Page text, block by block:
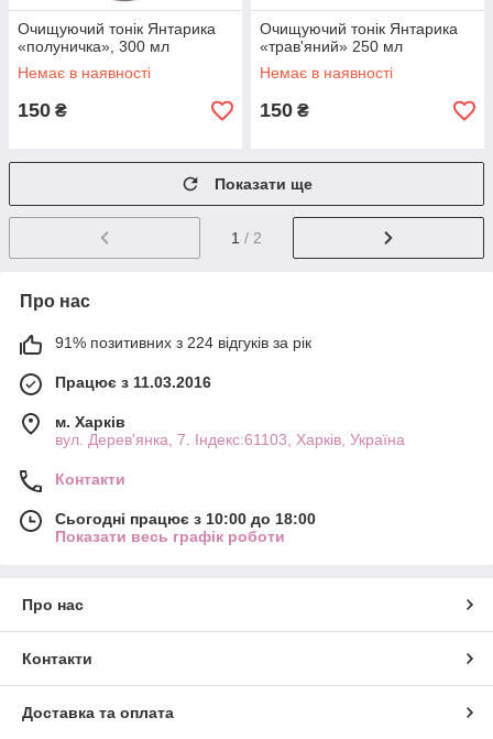
Очищуючий тонік Янтарика
«полуничка», 300 мл
Немає в наявності
150 ₴
Очищуючий тонік Янтарика
«трав'яний» 250 мл
Немає в наявності
150 ₴
Показати ще
1 / 2
Про нас
91% позитивних з 224 відгуків за рік
Працює з 11.03.2016
м. Харків
вул. Дерев'янка, 7. Індекс:61103, Харків, Україна
Контакти
Сьогодні працює з 10:00 до 18:00
Показати весь графік роботи
Про нас
Контакти
Доставка та оплата